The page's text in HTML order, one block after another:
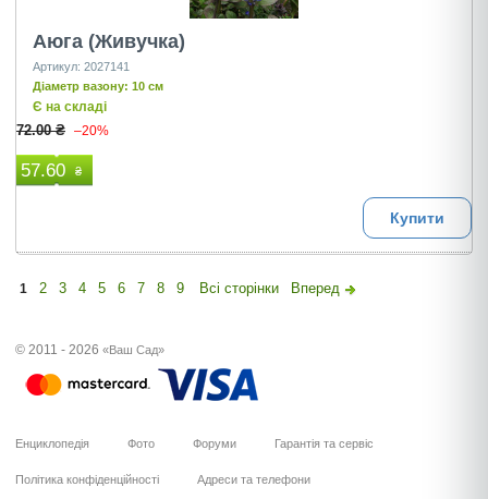
Аюга (Живучка)
Артикул: 2027141
Діаметр вазону: 10 см
Є на складі
72.00 ₴ –20%
57.60 ₴
Купити
1 2 3 4 5 6 7 8 9 Всі сторінки Вперед
© 2011 - 2026 «Ваш Сад»
Енциклопедія Фото Форуми Гарантія та сервіс
Політика конфіденційності Адреси та телефони